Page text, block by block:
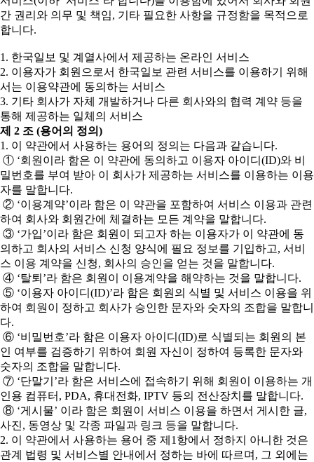
간 권리와 의무 및 책임, 기타 필요한 사항을 규정함을 목적으로
합니다.
1. 한국일보 및 계열사에서 제공하는 온라인 서비스
2. 이용자가 회원으로서 한국일보 관련 서비스를 이용하기 위해
서는 이용약관에 동의하는 서비스
3. 기타 회사가 자체 개발하거나 다른 회사와의 협력 계약 등을
통해 제공하는 일체의 서비스
제 2 조 (용어의 정의)
1. 이 약관에서 사용하는 용어의 정의는 다음과 같습니다.
① ‘회원이라 함은 이 약관에 동의하고 이용자 아이디(ID)와 비
밀번호를 부여 받아 이 회사가 제공하는 서비스를 이용하는 이용
자를 말합니다.
② ‘이용계약’이라 함은 이 약관을 포함하여 서비스 이용과 관련
하여 회사와 회원간에 체결하는 모든 계약을 말합니다.
③ ‘가입’이라 함은 회원이 되고자 하는 이용자가 이 약관에 동
의하고 회사의 서비스 신청 양식에 필요 정보를 기입하고, 서비
스 이용 계약을 신청, 회사의 승인을 얻는 것을 말합니다.
④ ‘탈퇴’라 함은 회원이 이용계약을 해약하는 것을 말합니다.
⑤ ‘이용자 아이디(ID)’라 함은 회원의 식별 및 서비스 이용을 위
하여 회원이 정하고 회사가 승인한 문자와 숫자의 조합을 말합니
다.
⑥ ‘비밀번호’라 함은 이용자 아이디(ID)로 식별되는 회원의 본
인 여부를 검증하기 위하여 회원 자신이 정하여 등록한 문자와
숫자의 조합을 말합니다.
⑦ ‘단말기’라 함은 서비스에 접속하기 위해 회원이 이용하는 개
인용 컴퓨터, PDA, 휴대전화, IPTV 등의 전산장치를 말합니다.
⑧ ‘게시물’ 이라 함은 회원이 서비스 이용을 하면서 게시한 글,
사진, 동영상 및 각종 파일과 링크 등을 말합니다.
2. 이 약관에서 사용하는 용어 중 제1항에서 정하지 아니한 것은
관계 법령 및 서비스별 안내에서 정하는 바에 따르며, 그 외에는